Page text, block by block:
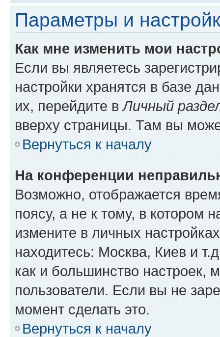
Параметры и
Как мне изменить мои
Если вы являетесь
настройки хранятся в базе
их, перейдите вЛичный
вверху страницы. Там вы
Вернуться к началу
На конференции
Возможно, отображается
поясу, а не к тому, в котором
измените в личных
находитесь: Москва, Киев и
как и большинство настроек,
пользователи. Если вы не
момент сделать это.
Вернуться к началу